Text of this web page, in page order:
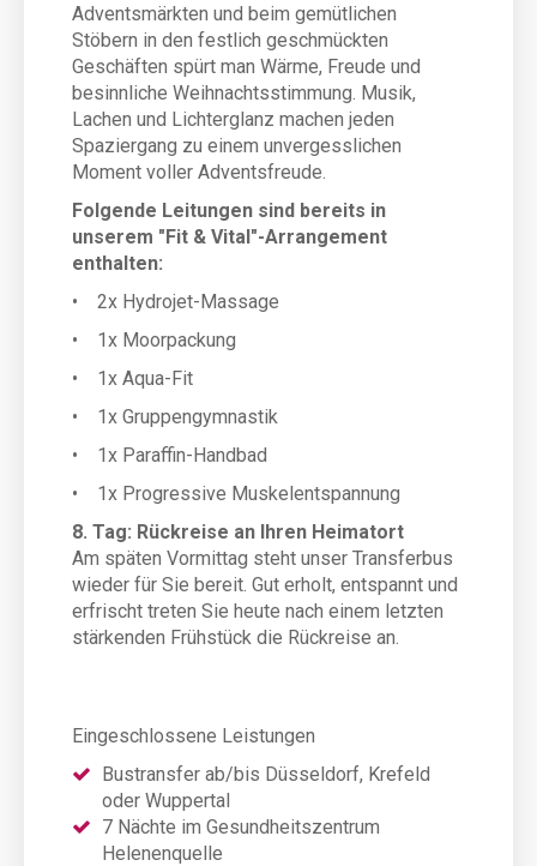
Adventsmärkten und beim gemütlichen
Stöbern in den festlich geschmückten
Geschäften spürt man Wärme, Freude und
besinnliche Weihnachtsstimmung. Musik,
Lachen und Lichterglanz machen jeden
Spaziergang zu einem unvergesslichen
Moment voller Adventsfreude.
Folgende Leitungen sind bereits in
unserem "Fit & Vital"-Arrangement
enthalten:
• 2x Hydrojet-Massage
• 1x Moorpackung
• 1x Aqua-Fit
• 1x Gruppengymnastik
• 1x Paraffin-Handbad
• 1x Progressive Muskelentspannung
8. Tag: Rückreise an Ihren Heimatort
Am späten Vormittag steht unser Transferbus
wieder für Sie bereit. Gut erholt, entspannt und
erfrischt treten Sie heute nach einem letzten
stärkenden Frühstück die Rückreise an.
Eingeschlossene Leistungen
Bustransfer ab/bis Düsseldorf, Krefeld
oder Wuppertal
7 Nächte im Gesundheitszentrum
Helenenquelle